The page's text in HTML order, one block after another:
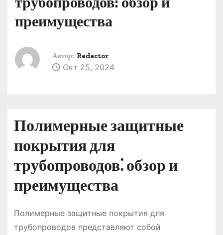
преимущества
Автор: Redactor
Окт 25, 2024
Полимерные защитные
покрытия для
трубопроводов⁚ обзор и
преимущества
Полимерные защитные покрытия для
трубопроводов представляют собой